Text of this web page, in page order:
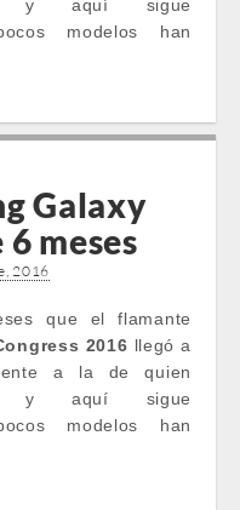
y aquí sigue
modelos han
Galaxy
6 meses
2016
que el flamante
2016 llegó a
a la de quien
y aquí sigue
modelos han